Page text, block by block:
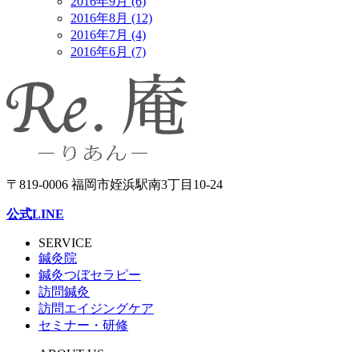
2016年8月 (12)
2016年7月 (4)
2016年6月 (7)
〒819-0006 福岡市姪浜駅南3丁目10-24
公式LINE
SERVICE
鍼灸院
鍼灸つぼセラピー
訪問鍼灸
訪問エイジングケア
セミナー・研修